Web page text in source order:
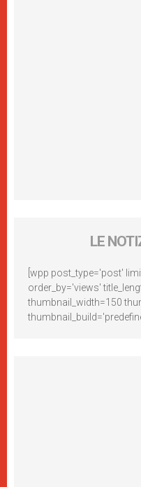
LE
[wpp post_type='post'
order_by='views'
thumbnail_width=150